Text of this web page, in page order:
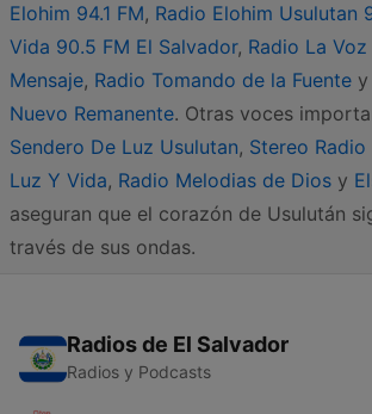
Elohim 94.1 FM, Radio Elohim Usulutan
Vida 90.5 FM El Salvador, Radio La
Mensaje, Radio Tomando de la Fuente y
Nuevo Remanente. Otras voces
Sendero De Luz Usulutan, Stereo Radio
Luz Y Vida, Radio Melodias de Dios y
aseguran que el corazón de Usulután
través de sus ondas.
Radios de El Salvador
Radios y Podcasts